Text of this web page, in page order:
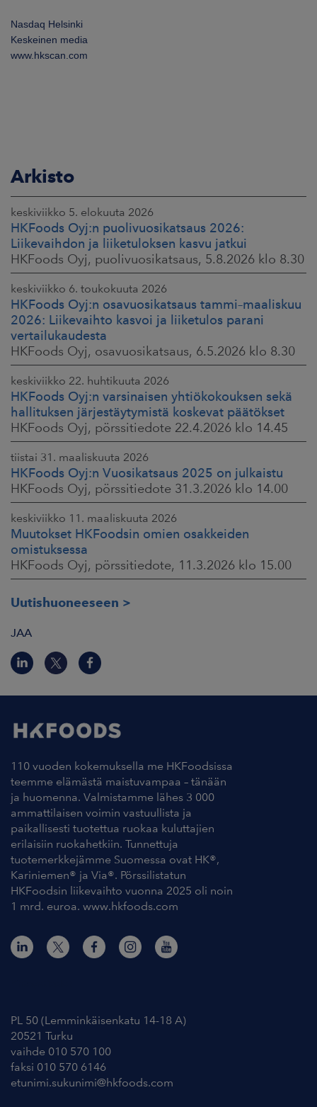
Nasdaq Helsinki
Keskeinen media
www.hkscan.com
Arkisto
keskiviikko 5. elokuuta 2026
HKFoods Oyj:n puolivuosikatsaus 2026:
Liikevaihdon ja liiketuloksen kasvu jatkui
HKFoods Oyj, puolivuosikatsaus, 5.8.2026 klo 8.30
keskiviikko 6. toukokuuta 2026
HKFoods Oyj:n osavuosikatsaus tammi–maaliskuu
2026: Liikevaihto kasvoi ja liiketulos parani
vertailukaudesta
HKFoods Oyj, osavuosikatsaus, 6.5.2026 klo 8.30
keskiviikko 22. huhtikuuta 2026
HKFoods Oyj:n varsinaisen yhtiökokouksen sekä
hallituksen järjestäytymistä koskevat päätökset
HKFoods Oyj, pörssitiedote 22.4.2026 klo 14.45
tiistai 31. maaliskuuta 2026
HKFoods Oyj:n Vuosikatsaus 2025 on julkaistu
HKFoods Oyj, pörssitiedote 31.3.2026 klo 14.00
keskiviikko 11. maaliskuuta 2026
Muutokset HKFoodsin omien osakkeiden
omistuksessa
HKFoods Oyj, pörssitiedote, 11.3.2026 klo 15.00
Uutishuoneeseen
JAA
110 vuoden kokemuksella me HKFoodsissa
teemme elämästä maistuvampaa – tänään
ja huomenna. Valmistamme lähes 3 000
ammattilaisen voimin vastuullista ja
paikallisesti tuotettua ruokaa kuluttajien
erilaisiin ruokahetkiin. Tunnettuja
tuotemerkkejämme Suomessa ovat HK®,
Kariniemen® ja Via®. Pörssilistatun
HKFoodsin liikevaihto vuonna 2025 oli noin
1 mrd. euroa. www.hkfoods.com
PL 50 (Lemminkäisenkatu 14-18 A)
20521 Turku
vaihde 010 570 100
faksi 010 570 6146
etunimi.sukunimi@hkfoods.com